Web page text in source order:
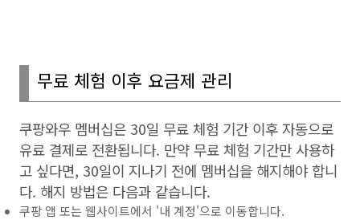
무료 체험 이후 요금제 관리
쿠팡와우 멤버십은 30일 무료 체험 기간 이후 자동으로
유료 결제로 전환됩니다. 만약 무료 체험 기간만 사용하
고 싶다면, 30일이 지나기 전에 멤버십을 해지해야 합니
다. 해지 방법은 다음과 같습니다.
쿠팡 앱 또는 웹사이트에서 '내 계정'으로 이동합니다.